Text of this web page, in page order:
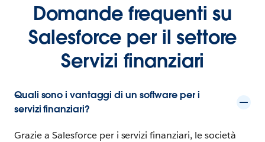
Domande frequenti su
Salesforce per il settore
Servizi finanziari
Quali sono i vantaggi di un software per i
servizi finanziari?
Grazie a Salesforce per i servizi finanziari, le società